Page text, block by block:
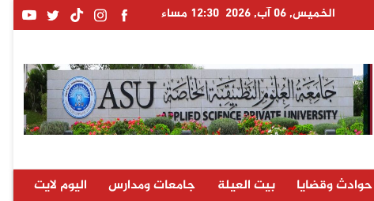
الخميس, 06 آب, 2026 12:30 مساء
حوادث وقضايا بيت العيلة جامعات ومدارس اليوم لايت